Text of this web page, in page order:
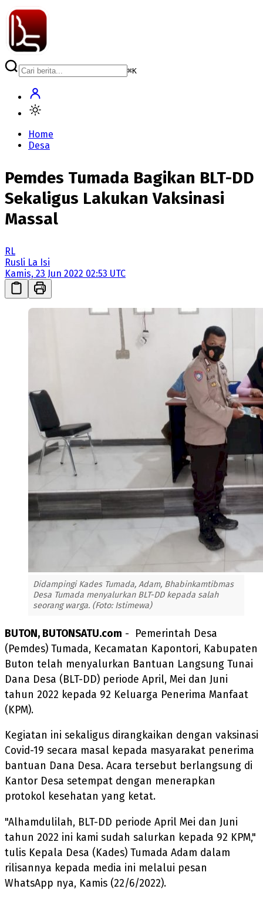
⌘K
Home
Desa
Pemdes Tumada Bagikan BLT-DD
Sekaligus Lakukan Vaksinasi
Massal
RL
Rusli La Isi
Kamis, 23 Jun 2022 02:53 UTC
Didampingi Kades Tumada, Adam, Bhabinkamtibmas
Desa Tumada menyalurkan BLT-DD kepada salah
seorang warga. (Foto: Istimewa)
BUTON, BUTONSATU.com - Pemerintah Desa
(Pemdes) Tumada, Kecamatan Kapontori, Kabupaten
Buton telah menyalurkan Bantuan Langsung Tunai
Dana Desa (BLT-DD) periode April, Mei dan Juni
tahun 2022 kepada 92 Keluarga Penerima Manfaat
(KPM).
Kegiatan ini sekaligus dirangkaikan dengan vaksinasi
Covid-19 secara masal kepada masyarakat penerima
bantuan Dana Desa. Acara tersebut berlangsung di
Kantor Desa setempat dengan menerapkan
protokol kesehatan yang ketat.
"Alhamdulilah, BLT-DD periode April Mei dan Juni
tahun 2022 ini kami sudah salurkan kepada 92 KPM,"
tulis Kepala Desa (Kades) Tumada Adam dalam
rilisannya kepada media ini melalui pesan
WhatsApp nya, Kamis (22/6/2022).